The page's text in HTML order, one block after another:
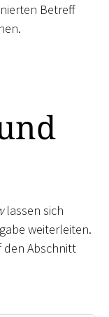
Betreff
lassen sich
weiterleiten.
den Abschnitt